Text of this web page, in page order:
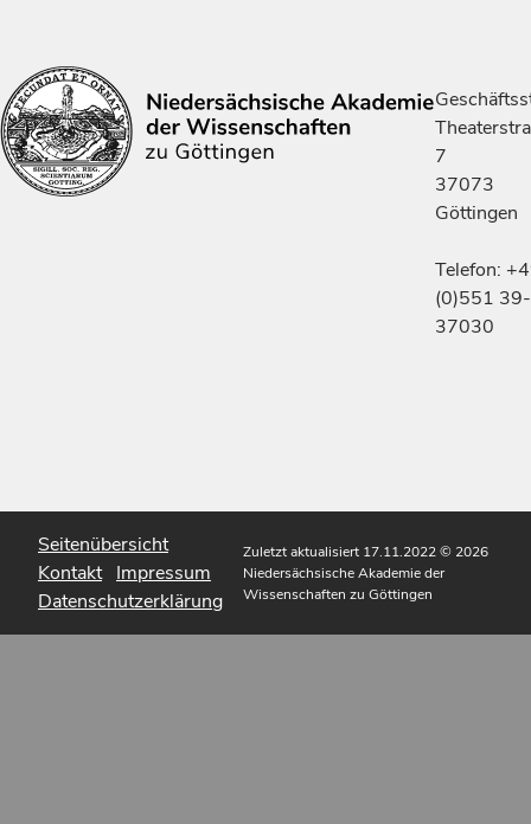
7
37073
Göttingen
Telefon:
(0)551 39-
37030
Seitenübersicht
Kontakt Impressum
Datenschutzerklärung
Zuletzt aktualisiert 17.11.2022© 2026
Niedersächsische Akademie der
Wissenschaften zu Göttingen